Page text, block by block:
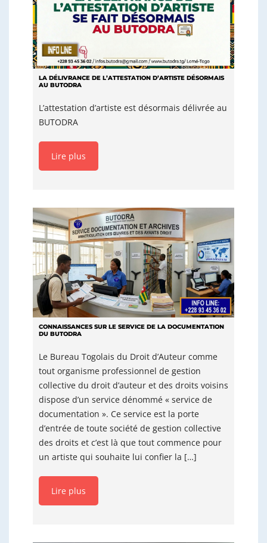
LA DÉLIVRANCE DE L’ATTESTATION D’ARTISTE DÉSORMAIS
AU BUTODRA
L’attestation d’artiste est désormais délivrée au
BUTODRA
Lire plus
CONNAISSANCES SUR LE SERVICE DE LA DOCUMENTATION
DU BUTODRA
Le Bureau Togolais du Droit d’Auteur comme
tout organisme professionnel de gestion
collective du droit d’auteur et des droits voisins
dispose d’un service dénommé « service de
documentation ». Ce service est la porte
d’entrée de toute société de gestion collective
des droits et c’est là que tout commence pour
un artiste qui souhaite lui confier la […]
Lire plus